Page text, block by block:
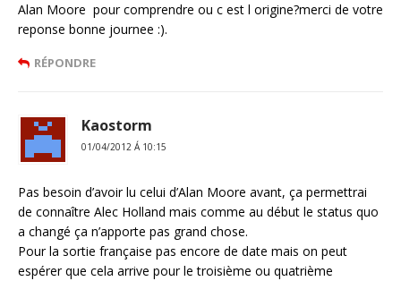
Alan Moore pour comprendre ou c est l origine?merci de votre
reponse bonne journee :).
RÉPONDRE
Kaostorm
01/04/2012 Á 10:15
Pas besoin d’avoir lu celui d’Alan Moore avant, ça permettrai
de connaître Alec Holland mais comme au début le status quo
a changé ça n’apporte pas grand chose.
Pour la sortie française pas encore de date mais on peut
espérer que cela arrive pour le troisième ou quatrième